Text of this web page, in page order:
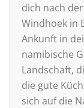
dich nach
Windhoek in
Ankunft in
namibische
Landschaft,
die gute
sich auf die